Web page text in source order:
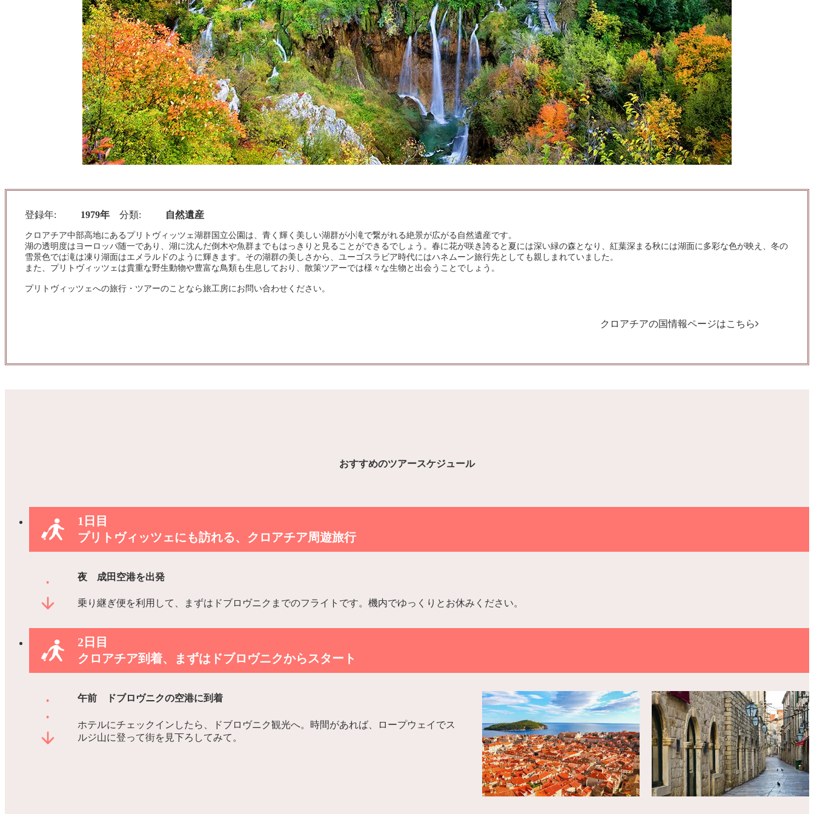
登録年 1979年 分類 自然遺産
クロアチア中部高地にあるプリトヴィッツェ湖群国立公園は、青く輝く美しい湖群が小滝で繋がれる絶景が広がる自然遺産です。
湖の透明度はヨーロッパ随一であり、湖に沈んだ倒木や魚群までもはっきりと見ることができるでしょう。春に花が咲き誇ると夏には深い緑の森となり、紅葉深まる秋には湖面に多彩な色が映え、冬の
雪景色では滝は凍り湖面はエメラルドのように輝きます。その湖群の美しさから、ユーゴスラビア時代にはハネムーン旅行先としても親しまれていました。
また、プリトヴィッツェは貴重な野生動物や豊富な鳥類も生息しており、散策ツアーでは様々な生物と出会うことでしょう。
プリトヴィッツェへの旅行・ツアーのことなら旅工房にお問い合わせください。
クロアチアの国情報ページはこちら
おすすめのツアースケジュール
1日目
プリトヴィッツェにも訪れる、クロアチア周遊旅行
夜 成田空港を出発
乗り継ぎ便を利用して、まずはドブロヴニクまでのフライトです。機内でゆっくりとお休みください。
2日目
クロアチア到着、まずはドブロヴニクからスタート
午前 ドブロヴニクの空港に到着
ホテルにチェックインしたら、ドブロヴニク観光へ。時間があれば、ロープウェイでス
ルジ山に登って街を見下ろしてみて。